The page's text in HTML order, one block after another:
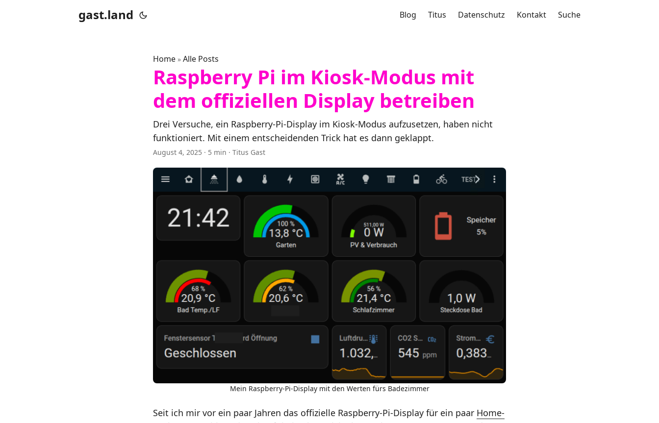
gast.land Blog Titus Datenschutz Kontakt Suche
Home » Alle Posts
Raspberry Pi im Kiosk-Modus mit
dem offiziellen Display betreiben
Drei Versuche, ein Raspberry-Pi-Display im Kiosk-Modus aufzusetzen, haben nicht
funktioniert. Mit einem entscheidenden Trick hat es dann geklappt.
August 4, 2025 · 5 min · Titus Gast
Mein Raspberry-Pi-Display mit den Werten fürs Badezimmer
Seit ich mir vor ein paar Jahren das offizielle Raspberry-Pi-Display für ein paar Home-